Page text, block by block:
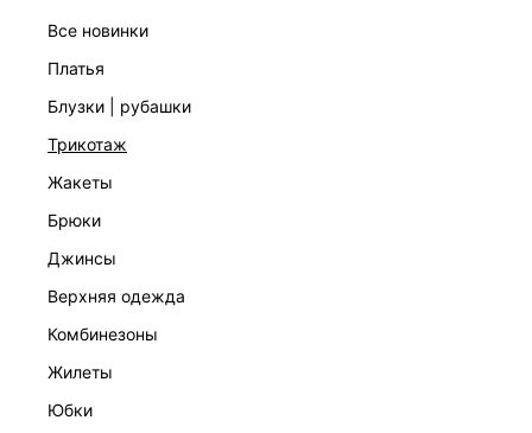
все новинки
платья
блузки | рубашки
трикотаж
жакеты
брюки
джинсы
верхняя одежда
комбинезоны
жилеты
юбки